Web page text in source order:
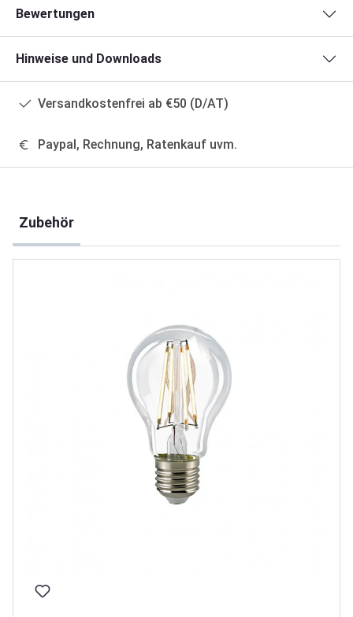
Bewertungen
Hinweise und Downloads
Versandkostenfrei ab €50 (D/AT)
Paypal, Rechnung, Ratenkauf uvm.
Zubehör